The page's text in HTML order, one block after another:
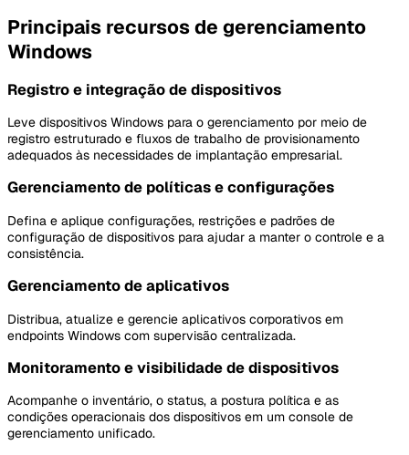
Principais recursos de gerenciamento
Windows
Registro e integração de dispositivos
Leve dispositivos Windows para o gerenciamento por meio de
registro estruturado e fluxos de trabalho de provisionamento
adequados às necessidades de implantação empresarial.
Gerenciamento de políticas e configurações
Defina e aplique configurações, restrições e padrões de
configuração de dispositivos para ajudar a manter o controle e a
consistência.
Gerenciamento de aplicativos
Distribua, atualize e gerencie aplicativos corporativos em
endpoints Windows com supervisão centralizada.
Monitoramento e visibilidade de dispositivos
Acompanhe o inventário, o status, a postura política e as
condições operacionais dos dispositivos em um console de
gerenciamento unificado.